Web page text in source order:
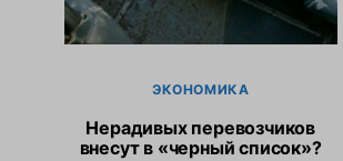
ЭКОНОМИКА
Нерадивых перевозчиков
внесут в «черный список»?